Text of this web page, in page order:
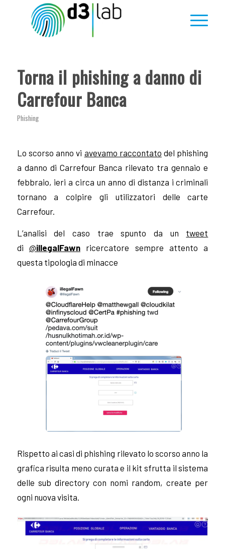
Torna il phishing a danno di
Carrefour Banca
Phishing
Lo scorso anno vi avevamo raccontato del phishing
a danno di Carrefour Banca rilevato tra gennaio e
febbraio, ieri a circa un anno di distanza i criminali
tornano a colpire gli utilizzatori delle carte
Carrefour.
L’analisi del caso trae spunto da un tweet
di @illegalFawnricercatore sempre attento a
questa tipologia di minacce
Rispetto ai casi di phishing rilevato lo scorso anno la
grafica risulta meno curata e il kit sfrutta il sistema
delle sub directory con nomi random, create per
ogni nuova visita.